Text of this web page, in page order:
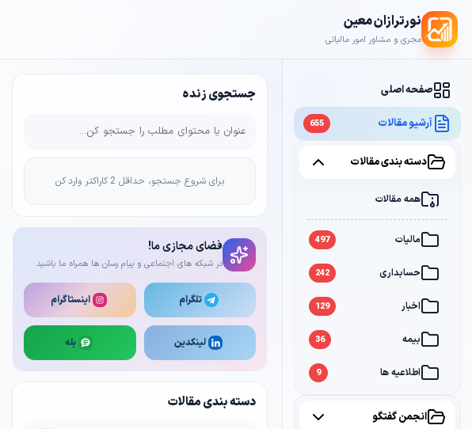
نورترازان معین
مجری و مشاور امور مالیاتی
صفحه اصلی
آرشیو مقالات 655
دسته بندی مقالات
همه مقالات
مالیات 497
حسابداری 242
اخبار 129
بیمه 36
اطلاعیه ها 9
انجمن گفتگو
جستجوی زنده
برای شروع جستجو، حداقل 2 کاراکتر وارد کن
فضای مجازی ما!
در شبکه های اجتماعی و پیام رسان ها همراه ما باشید
تلگرام اینستاگرام
لینکدین بله
دسته بندی مقالات